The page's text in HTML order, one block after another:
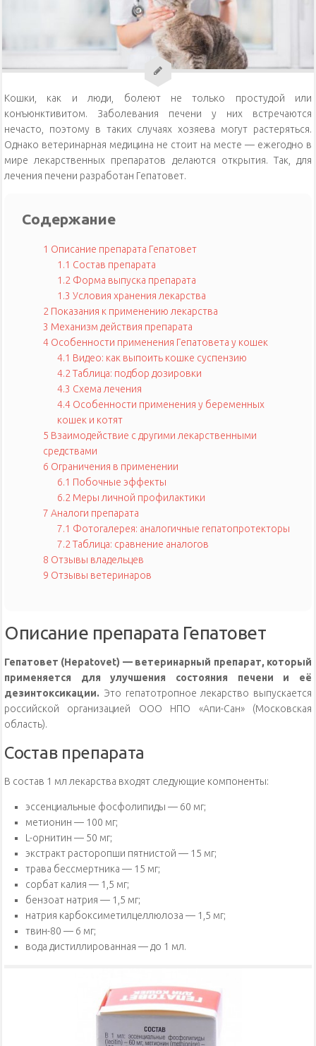
Уход за кошками
Уход за собаками
Физиология кошек
Кошки, как и люди, болеют не только простудой или
конъюнктивитом. Заболевания печени у них встречаются
нечасто, поэтому в таких случаях хозяева могут растеряться.
Однако ветеринарная медицина не стоит на месте — ежегодно в
мире лекарственных препаратов делаются открытия. Так, для
лечения печени разработан Гепатовет.
Содержание
1 Описание препарата Гепатовет
1.1 Состав препарата
1.2 Форма выпуска препарата
1.3 Условия хранения лекарства
2 Показания к применению лекарства
3 Механизм действия препарата
4 Особенности применения Гепатовета у кошек
4.1 Видео: как выпоить кошке суспензию
4.2Таблица: подбор дозировки
4.3 Схема лечения
4.4 Особенности применения у беременных
кошек и котят
5 Взаимодействие с другими лекарственными
средствами
6 Ограничения в применении
6.1 Побочные эффекты
6.2 Меры личной профилактики
7 Аналоги препарата
7.1 Фотогалерея: аналогичные гепатопротекторы
7.2Таблица: сравнение аналогов
8 Отзывы владельцев
9 Отзывы ветеринаров
Описание препарата Гепатовет
Гепатовет (Hepatovet) — ветеринарный препарат, который
применяется для улучшения состояния печени и её
дезинтоксикации. Это гепатотропное лекарство выпускается
российской организацией ООО НПО «Апи-Сан» (Московская
область).
Состав препарата
В состав 1 мл лекарства входят следующие компоненты:
эссенциальные фосфолипиды — 60 мг;
метионин — 100 мг;
L-орнитин — 50 мг;
экстракт расторопши пятнистой — 15 мг;
трава бессмертника — 15 мг;
сорбат калия — 1,5 мг;
бензоат натрия — 1,5 мг;
натрия карбоксиметилцеллюлоза — 1,5 мг;
твин-80 — 6 мг;
вода дистиллированная — до 1 мл.